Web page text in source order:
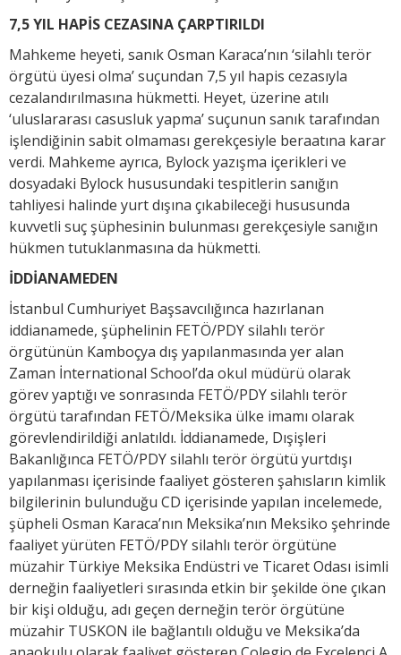
7,5 YIL HAPİS CEZASINA ÇARPTIRILDI
Mahkeme heyeti, sanık Osman Karaca’nın ‘silahlı terör
örgütü üyesi olma’ suçundan 7,5 yıl hapis cezasıyla
cezalandırılmasına hükmetti. Heyet, üzerine atılı
‘uluslararası casusluk yapma’ suçunun sanık tarafından
işlendiğinin sabit olmaması gerekçesiyle beraatına karar
verdi. Mahkeme ayrıca, Bylock yazışma içerikleri ve
dosyadaki Bylock hususundaki tespitlerin sanığın
tahliyesi halinde yurt dışına çıkabileceği hususunda
kuvvetli suç şüphesinin bulunması gerekçesiyle sanığın
hükmen tutuklanmasına da hükmetti.
İDDİANAMEDEN
İstanbul Cumhuriyet Başsavcılığınca hazırlanan
iddianamede, şüphelinin FETÖ/PDY silahlı terör
örgütünün Kamboçya dış yapılanmasında yer alan
Zaman İnternational School’da okul müdürü olarak
görev yaptığı ve sonrasında FETÖ/PDY silahlı terör
örgütü tarafından FETÖ/Meksika ülke imamı olarak
görevlendirildiği anlatıldı. İddianamede, Dışişleri
Bakanlığınca FETÖ/PDY silahlı terör örgütü yurtdışı
yapılanması içerisinde faaliyet gösteren şahısların kimlik
bilgilerinin bulunduğu CD içerisinde yapılan incelemede,
şüpheli Osman Karaca’nın Meksika’nın Meksiko şehrinde
faaliyet yürüten FETÖ/PDY silahlı terör örgütüne
müzahir Türkiye Meksika Endüstri ve Ticaret Odası isimli
derneğin faaliyetleri sırasında etkin bir şekilde öne çıkan
bir kişi olduğu, adı geçen derneğin terör örgütüne
müzahir TUSKON ile bağlantılı olduğu ve Meksika’da